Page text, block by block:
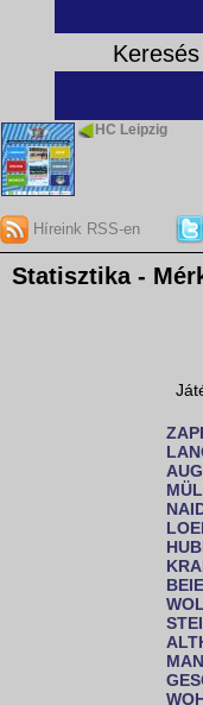
Keresés
HC Leipzig
Híreink RSS-en
Statisztika -